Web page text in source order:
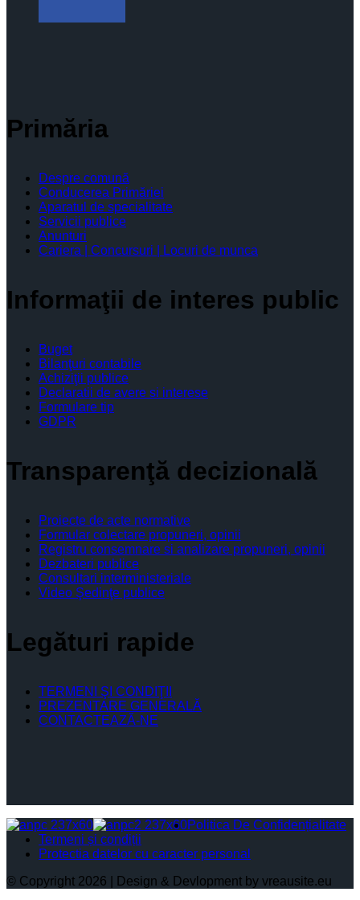
Primăria
Despre comună
Conducerea Primăriei
Aparatul de specialitate
Servicii publice
Anunturi
Cariera | Concursuri | Locuri de munca
Informaţii de interes public
Buget
Bilanţuri contabile
Achiziţii publice
Declaratii de avere si interese
Formulare tip
GDPR
Transparenţă decizională
Proiecte de acte normative
Formular colectare propuneri, opinii
Registru consemnare si analizare propuneri, opinii
Dezbateri publice
Consultari interministeriale
Video Şedinţe publice
Legături rapide
TERMENI ŞI CONDIŢII
PREZENTARE GENERALĂ
CONTACTEAZĂ-NE
Politica De Confidențialitate
Termeni și condiții
Protectia datelor cu caracter personal
© Copyright 2026 | Design & Devlopment by vreausite.eu